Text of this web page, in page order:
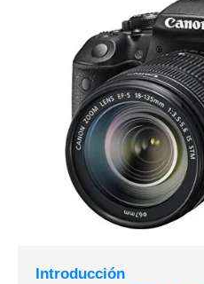
Introducción